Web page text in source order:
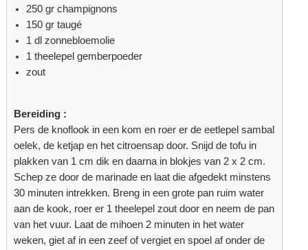
250 gr champignons
150 gr taugé
1 dl zonnebloemolie
1 theelepel gemberpoeder
zout
Bereiding :
Pers de knoflook in een kom en roer er de eetlepel sambal
oelek, de ketjap en het citroensap door. Snijd de tofu in
plakken van 1 cm dik en daarna in blokjes van 2 x 2 cm.
Schep ze door de marinade en laat die afgedekt minstens
30 minuten intrekken. Breng in een grote pan ruim water
aan de kook, roer er 1 theelepel zout door en neem de pan
van het vuur. Laat de mihoen 2 minuten in het water
weken, giet af in een zeef of vergiet en spoel af onder de